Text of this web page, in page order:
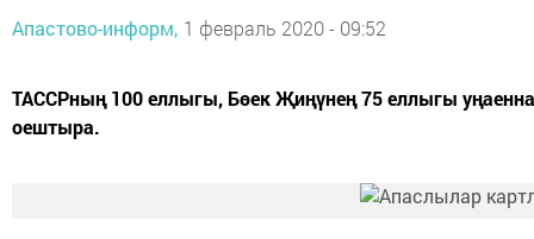
Апастово-информ, 1 февраль 2020 - 09:52
ТАССРның 100 еллыгы, Бөек Җиңүнең 75 еллыгы
оештыра.